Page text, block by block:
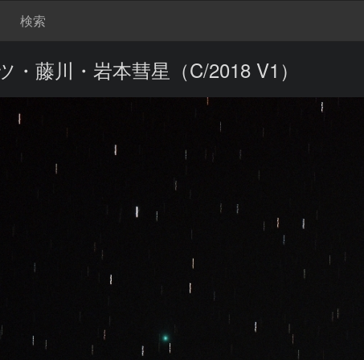
検索
藤川・岩本彗星（C/2018 V1）